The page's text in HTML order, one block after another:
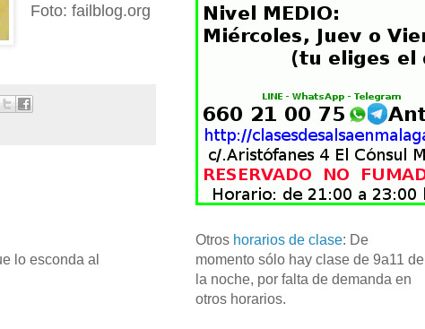
Foto: failblog.org
lo esconda al
Otros horarios de clase: De
momento sólo hay clase de 9a11 de
la noche, por falta de demanda en
otros horarios.